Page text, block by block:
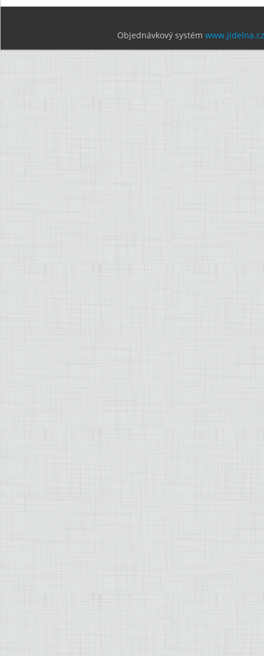
Objednávkový systém www.jidelna.cz